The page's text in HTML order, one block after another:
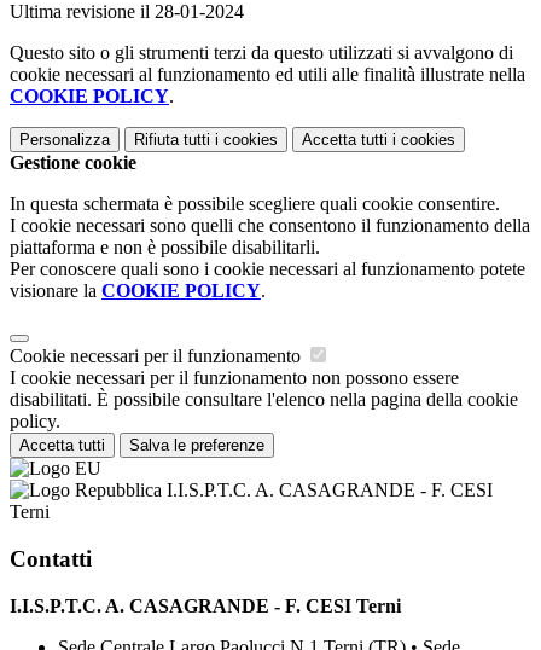
Ultima revisione il 28-01-2024
Questo sito o gli strumenti terzi da questo utilizzati si avvalgono di
cookie necessari al funzionamento ed utili alle finalità illustrate nella
COOKIE POLICY.
Personalizza Rifiuta tutti i cookies Accetta tutti i cookies
Gestione cookie
In questa schermata è possibile scegliere quali cookie consentire.
I cookie necessari sono quelli che consentono il funzionamento della
piattaforma e non è possibile disabilitarli.
Per conoscere quali sono i cookie necessari al funzionamento potete
visionare la COOKIE POLICY.
Cookie necessari per il funzionamento
I cookie necessari per il funzionamento non possono essere
disabilitati. È possibile consultare l'elenco nella pagina della cookie
policy.
Accetta tutti Salva le preferenze
I.I.S.P.T.C. A. CASAGRANDE - F. CESI
Terni
Contatti
I.I.S.P.T.C. A. CASAGRANDE - F. CESI Terni